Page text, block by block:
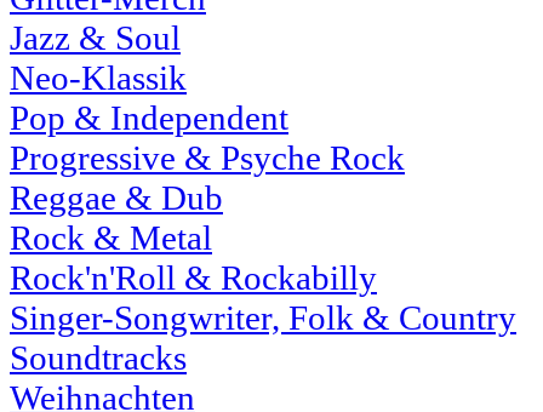
Jazz & Soul
Neo-Klassik
Pop & Independent
Progressive & Psyche Rock
Reggae & Dub
Rock & Metal
Rock'n'Roll & Rockabilly
Singer-Songwriter, Folk & Country
Soundtracks
Weihnachten